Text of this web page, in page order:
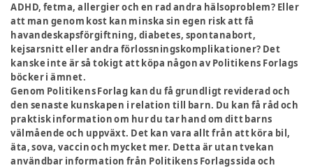
ADHD, fetma, allergier och en rad andra hälsoproblem? Eller
att man genom kost kan minska sin egen risk att få
havandeskapsförgiftning, diabetes, spontanabort,
kejsarsnitt eller andra förlossningskomplikationer? Det
kanske inte är så tokigt att köpa någon av Politikens Forlags
böcker i ämnet.
Genom Politikens Forlag kan du få grundligt reviderad och
den senaste kunskapen i relation till barn. Du kan få råd och
praktisk information om hur du tar hand om ditt barns
välmående och uppväxt. Det kan vara allt från att köra bil,
äta, sova, vaccin och mycket mer. Detta är utan tvekan
användbar information från Politikens Forlags sida och